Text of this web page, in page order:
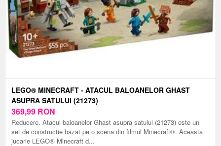
LEGO® MINECRAFT - ATACUL BALOANELOR GHAST
ASUPRA SATULUI (21273)
369,99 RON
Reducere. Atacul baloanelor Ghast asupra satului (21273) este un
set de constructie bazat pe o scena din filmul Minecraft®. Aceasta
jucarie LEGO® Minecraft d...